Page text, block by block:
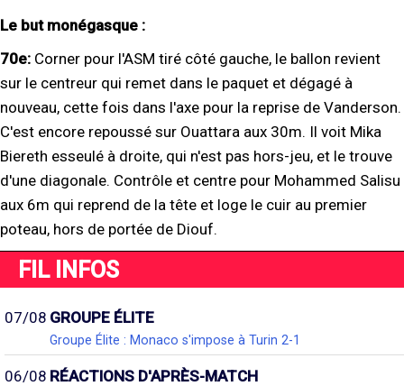
Le but monégasque :
70e: Corner pour l'ASM tiré côté gauche, le ballon revient
sur le centreur qui remet dans le paquet et dégagé à
nouveau, cette fois dans l'axe pour la reprise de Vanderson.
C'est encore repoussé sur Ouattara aux 30m. Il voit Mika
Biereth esseulé à droite, qui n'est pas hors-jeu, et le trouve
d'une diagonale. Contrôle et centre pour Mohammed Salisu
aux 6m qui reprend de la tête et loge le cuir au premier
poteau, hors de portée de Diouf.
FIL INFOS
07/08 GROUPE ÉLITE
Groupe Élite : Monaco s'impose à Turin 2-1
06/08 RÉACTIONS D'APRÈS-MATCH